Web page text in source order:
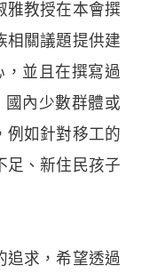
雅教授在本會撰
相關議題提供建
並且在撰寫過
內少數群體或
例如針對移工的
足、新住民孩子
追求，希望透過